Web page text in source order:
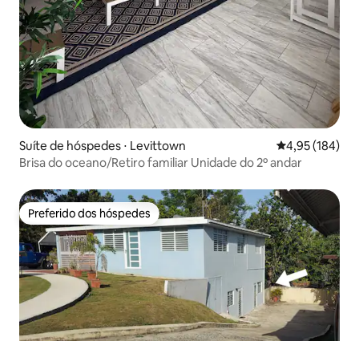
Suíte de hóspedes ⋅ Levittown 4,95 de uma
4,95 (184)
Brisa do oceano/Retiro familiar Unidade do 2º andar
Preferido dos hóspedes
Preferido dos hóspedes